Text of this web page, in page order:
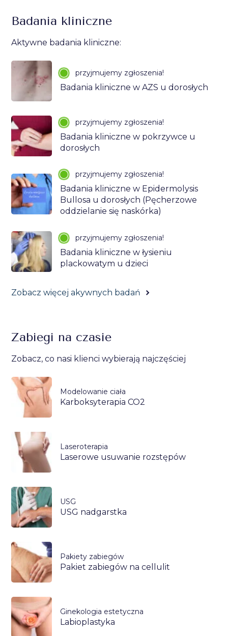
Badania kliniczne
Aktywne badania kliniczne:
przyjmujemy zgłoszenia!
Badania kliniczne w AZS u dorosłych
przyjmujemy zgłoszenia!
Badania kliniczne w pokrzywce u
dorosłych
przyjmujemy zgłoszenia!
Badania kliniczne w Epidermolysis
Bullosa u dorosłych (Pęcherzowe
oddzielanie się naskórka)
przyjmujemy zgłoszenia!
Badania kliniczne w łysieniu
plackowatym u dzieci
Zobacz więcej akywnych badań
Zabiegi na czasie
Zobacz, co nasi klienci wybierają najczęściej
Modelowanie ciała
Karboksyterapia CO2
Laseroterapia
Laserowe usuwanie rozstępów
USG
USG nadgarstka
Pakiety zabiegów
Pakiet zabiegów na cellulit
Ginekologia estetyczna
Labioplastyka